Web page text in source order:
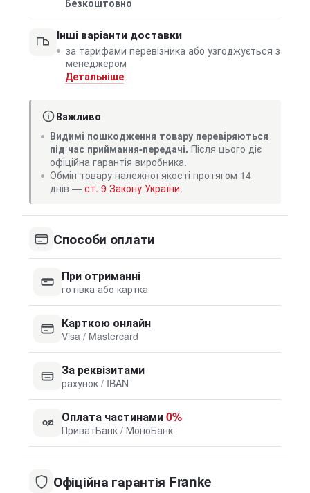
Безкоштовно
Інші варіанти доставки
за тарифами перевізника або узгоджується з
менеджером
Детальніше
Важливо
Видимі пошкодження товару перевіряються
під час приймання-передачі. Після цього діє
офіційна гарантія виробника.
Обмін товару належної якості протягом 14
днів — ст. 9 Закону України.
Способи оплати
При отриманні
готівка або картка
Карткою онлайн
Visa / Mastercard
За реквізитами
рахунок / IBAN
Оплата частинами0%
ПриватБанк / МоноБанк
Офіційна гарантія Franke